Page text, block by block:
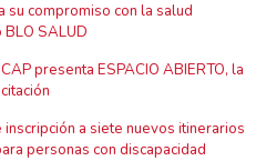
su compromiso con la salud
SALUD
presenta ESPACIO ABIERTO, la
inscripción a siete nuevos itinerarios
personas con discapacidad